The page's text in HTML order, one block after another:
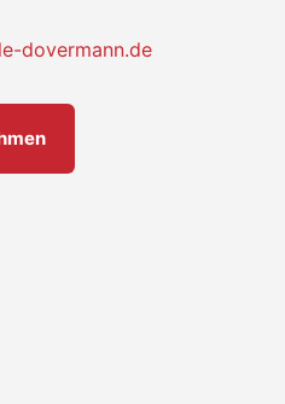
dovermann.de